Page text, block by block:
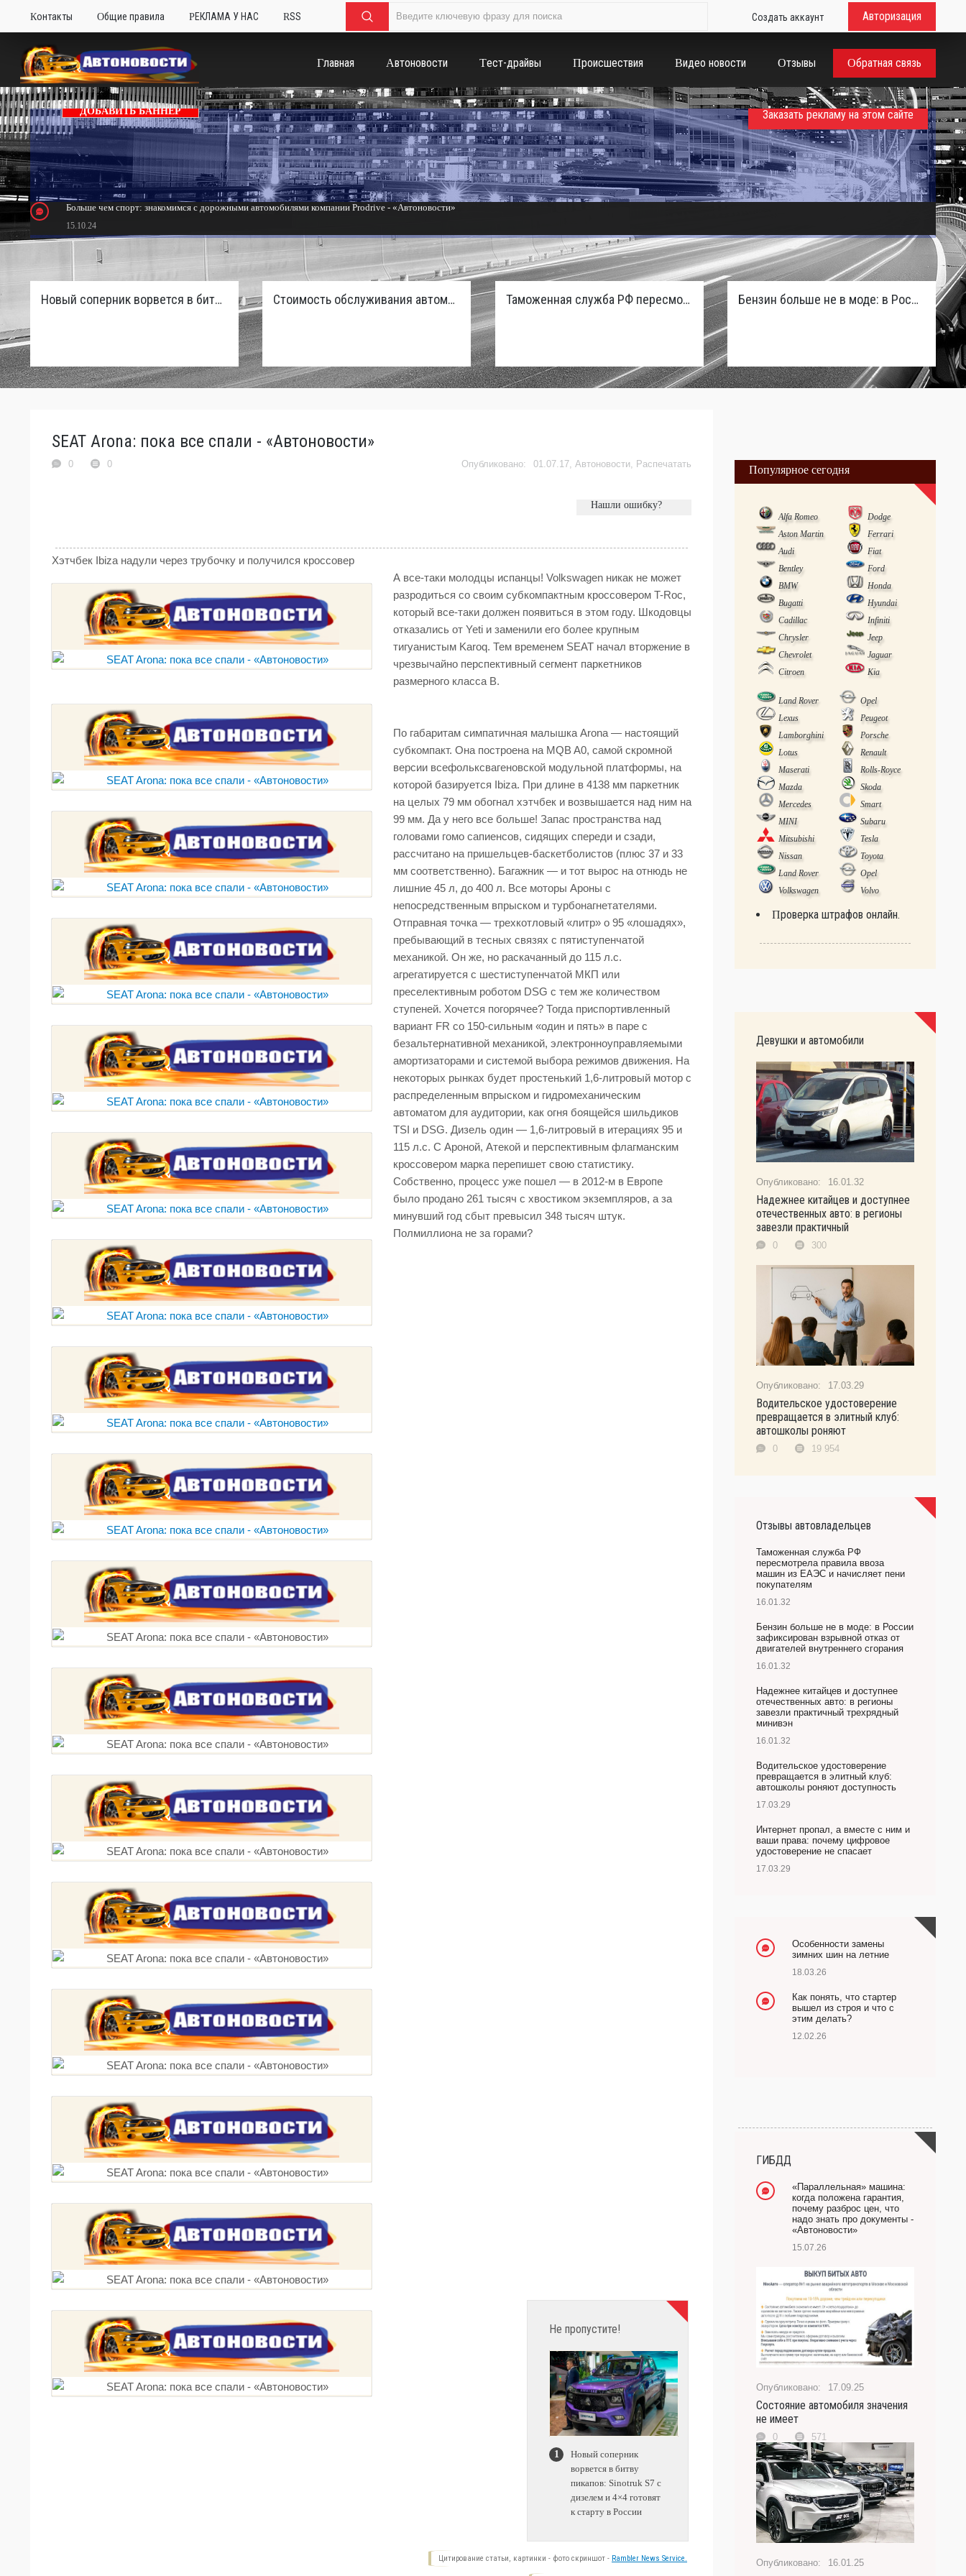
Контакты Общие правила РЕКЛАМА У НАС RSS Создать аккаунт Авторизация
Главная Автоновости Тест-драйвы Происшествия Видео новости Отзывы Обратная связь
ДОБАВИТЬ БАННЕР
Больше чем спорт: знакомимся с дорожными автомобилями компании Prodrive - «Автоновости»
15.10.24
Тюнинг Mitsubishi Eclipse. Самый быстрый передний привод России с бензиновым мотором - «Тюнинг и автоспорт»
Заказать рекламу на этом сайте
Новый соперник ворвется в битву пикапов: Sinotruk S7 с дизелем и 4×4 готовят к старту в России Стоимость обслуживания автомобилей в России вырастет из-за дефицита кадров Таможенная служба РФ пересмотрела правила ввоза машин из ЕАЭС и начисляет пени покупателям Бензин больше не в моде: в России зафиксирован взрывной отказ от двигателей внутреннего сгорания
SEAT Arona: пока все спали - «Автоновости»
01.07.17, Автоновости, Распечатать
0 0
Нашли ошибку?
Хэтчбек Ibiza надули через трубочку и получился кроссовер
А все-таки молодцы испанцы! Volkswagen никак не может
разродиться со своим субкомпактным кроссовером T-Roc,
который все-таки должен появиться в этом году. Шкодовцы
отказались от Yeti и заменили его более крупным
тигуанистым Karoq. Тем временем SEAT начал вторжение в
чрезвычайно перспективный сегмент паркетников
размерного класса B.
Не пропустите!
Новый соперник
ворвется в битву
пикапов: Sinotruk S7 с
дизелем и 4×4 готовят
к старту в России
По габаритам симпатичная малышка Arona — настоящий
субкомпакт. Она построена на MQB A0, самой скромной
версии всефольксвагеновской модульной платформы, на
которой базируется
Ibiza. При длине в 4138 мм паркетник
на целых 79 мм обогнал хэтчбек и возвышается над ним на
99 мм. Да у него все больше! Запас пространства над
головами гомо сапиенсов, сидящих спереди и сзади,
рассчитано на пришельцев-баскетболистов (плюс 37 и 33
мм соответственно). Багажник — и тот вырос на отнюдь не
лишние 45 л, до 400 л. Все моторы Ароны с
непосредственным впрыском и турбонагнетателями.
Отправная точка — трехкотловый «литр» о 95 «лошадях»,
пребывающий в тесных связях с пятиступенчатой
механикой. Он же, но раскачанный до 115 л.с.
агрегатируется с шестиступенчатой МКП или
преселективным роботом DSG с тем же количеством
ступеней. Хочется погорячее? Тогда приспортивленный
вариант FR со 150-сильным «один и пять» в паре с
безальтернативной механикой, электронноуправляемыми
амортизаторами и системой выбора режимов движения. На
некоторых рынках будет простенький 1,6-литровый мотор с
распределенным впрыском и гидромеханическим
автоматом для аудитории, как огня боящейся шильдиков
TSI и DSG. Дизель один — 1,6-литровый в итерациях 95 и
115 л.с. С Ароной, Атекой и перспективным флагманским
кроссовером марка перепишет свою статистику.
Собственно, процесс уже пошел — в 2012-м в Европе
было продано 261 тысяч с хвостиком экземпляров, а за
минувший год сбыт превысил 348 тысяч штук.
Полмиллиона не за горами?
Цитирование статьи, картинки - фото скриншот - Rambler News Service.
Популярное сегодня
Alfa Romeo
Dodge
Aston Martin
Ferrari
Audi
Fiat
Bentley
Ford
BMW
Honda
Bugatti
Hyundai
Cadillac
Infiniti
Chrysler
Jeep
Chevrolet
Jaguar
Citroen
Kia
Land Rover
Opel
Lexus
Peugeot
Lamborghini
Porsche
Lotus
Renault
Maserati
Rolls-Royce
Mazda
Skoda
Mercedes
Smart
MINI
Subaru
Mitsubishi
Tesla
Nissan
Toyota
Land Rover
Opel
Volkswagen
Volvo
Проверка штрафов онлайн.
Девушки и автомобили
16.01.32
Надежнее китайцев и доступнее
отечественных авто: в регионы
завезли практичный
0 300
17.03.29
Водительское удостоверение
превращается в элитный клуб:
автошколы роняют
0 19 954
Отзывы автовладельцев
Таможенная служба РФ
пересмотрела правила ввоза
машин из ЕАЭС и начисляет пени
покупателям
16.01.32
Бензин больше не в моде: в России
зафиксирован взрывной отказ от
двигателей внутреннего сгорания
16.01.32
Надежнее китайцев и доступнее
отечественных авто: в регионы
завезли практичный трехрядный
минивэн
16.01.32
Водительское удостоверение
превращается в элитный клуб:
автошколы роняют доступность
17.03.29
Интернет пропал, а вместе с ним и
ваши права: почему цифровое
удостоверение не спасает
17.03.29
Особенности замены
зимних шин на летние
18.03.26
Как понять, что стартер
вышел из строя и что с
этим делать?
12.02.26
ГИБДД
«Параллельная» машина:
когда положена гарантия,
почему разброс цен, что
надо знать про документы -
«Автоновости»
15.07.26
17.09.25
Состояние автомобиля значения
не имеет
0 571
16.01.25